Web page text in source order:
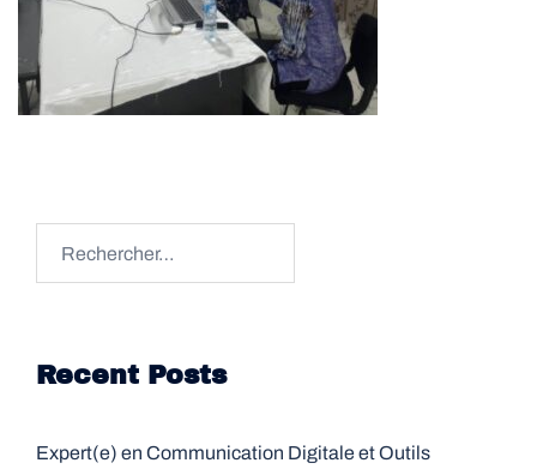
Recent Posts
Expert(e) en Communication Digitale et Outils